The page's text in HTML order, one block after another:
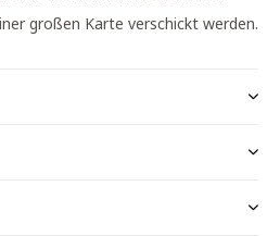
großen Karte verschickt werden.